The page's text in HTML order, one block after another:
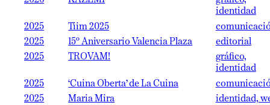
identidad
2025
Tiim 2025
2025
15º Aniversario Valencia Plaza
editorial
2025
TROVAM!
gráfico,
identidad
2025
‘Cuina Oberta’ de La Cuina
2025
Maria Mira
identidad,